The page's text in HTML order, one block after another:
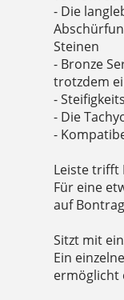
- Die
Steinen
- Bronze
trotzdem
-
- Die
-
Leiste trifft
Für eine
auf
Sitzt mit
Ein
ermöglicht